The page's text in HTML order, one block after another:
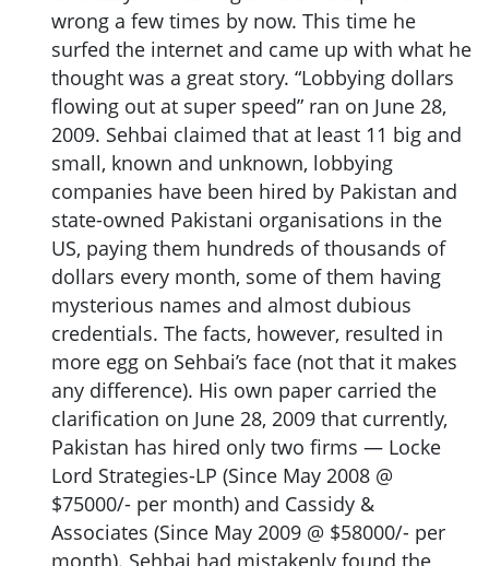
wrong a few times by now. This time he
surfed the internet and came up with what he
thought was a great story. “Lobbying dollars
flowing out at super speed” ran on June 28,
2009. Sehbai claimed that at least 11 big and
small, known and unknown, lobbying
companies have been hired by Pakistan and
state-owned Pakistani organisations in the
US, paying them hundreds of thousands of
dollars every month, some of them having
mysterious names and almost dubious
credentials. The facts, however, resulted in
more egg on Sehbai’s face (not that it makes
any difference). His own paper carried the
clarification on June 28, 2009 that currently,
Pakistan has hired only two firms — Locke
Lord Strategies-LP (Since May 2008 @
$75000/- per month) and Cassidy &
Associates (Since May 2009 @ $58000/- per